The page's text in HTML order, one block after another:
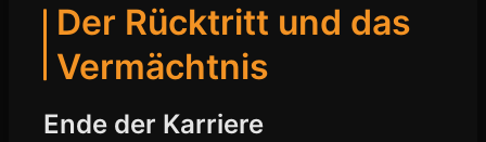
Der Rücktritt und das
Vermächtnis
Ende der Karriere